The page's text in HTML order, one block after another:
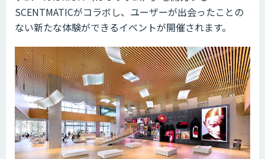
SCENTMATICがコラボし、ユーザーが出会ったことの
ない新たな体験ができるイベントが開催されます。